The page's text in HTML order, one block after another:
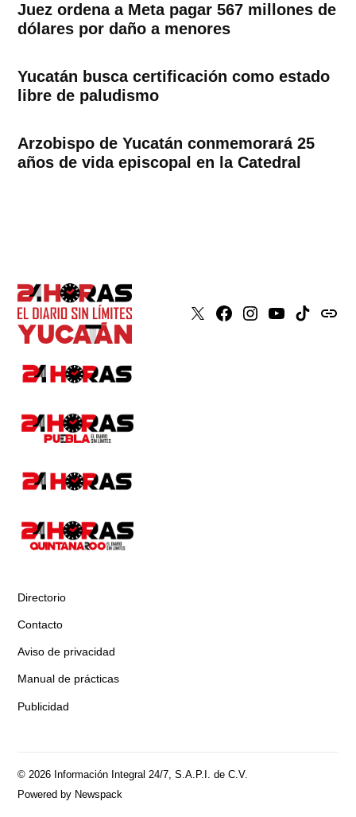
Juez ordena a Meta pagar 567 millones de
dólares por daño a menores
Yucatán busca certificación como estado
libre de paludismo
Arzobispo de Yucatán conmemorará 25
años de vida episcopal en la Catedral
X Faceboook
Instagram
YoutubeTiktokissuu
Directorio
Contacto
Aviso de privacidad
Manual de prácticas
Publicidad
© 2026 Información Integral 24/7, S.A.P.I. de C.V.
Powered by Newspack